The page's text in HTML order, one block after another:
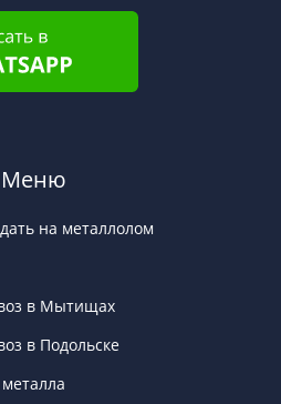
Меню
на металлолом
в Мытищах
в Подольске